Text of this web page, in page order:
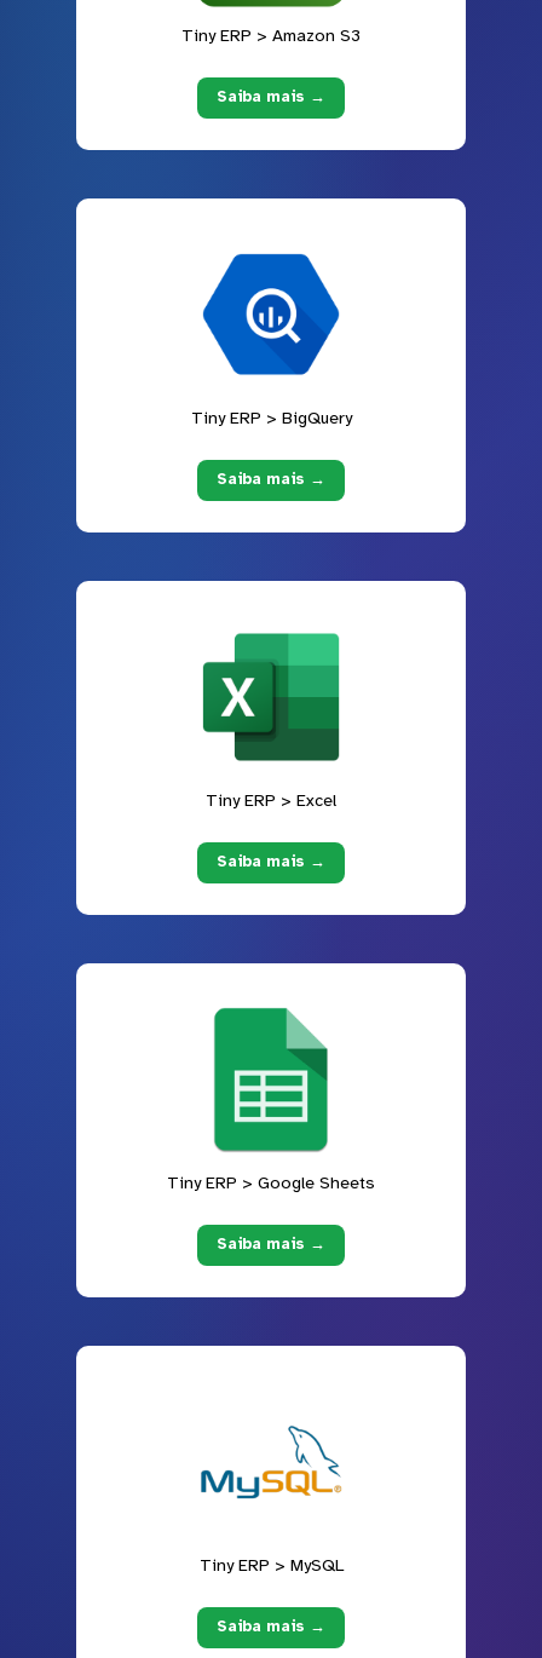
Tiny ERP > Amazon S3
Saiba mais →
Tiny ERP > BigQuery
Saiba mais →
Tiny ERP > Excel
Saiba mais →
Tiny ERP > Google Sheets
Saiba mais →
Tiny ERP > MySQL
Saiba mais →